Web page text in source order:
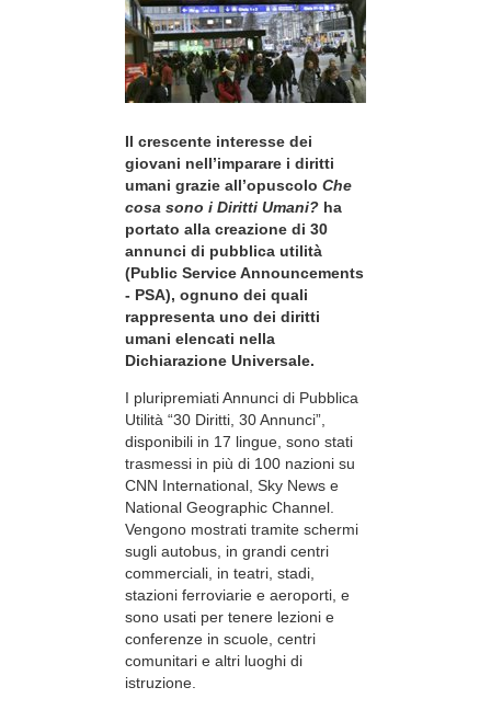
Il crescente interesse dei
giovani nell’imparare i diritti
umani grazie all’opuscolo Che
cosa sono i Diritti Umani? ha
portato alla creazione di 30
annunci di pubblica utilità
(Public Service Announcements
- PSA), ognuno dei quali
rappresenta uno dei diritti
umani elencati nella
Dichiarazione Universale.
I pluripremiati Annunci di Pubblica
Utilità “30 Diritti, 30 Annunci”,
disponibili in 17 lingue, sono stati
trasmessi in più di 100 nazioni su
CNN International, Sky News e
National Geographic Channel.
Vengono mostrati tramite schermi
sugli autobus, in grandi centri
commerciali, in teatri, stadi,
stazioni ferroviarie e aeroporti, e
sono usati per tenere lezioni e
conferenze in scuole, centri
comunitari e altri luoghi di
istruzione.